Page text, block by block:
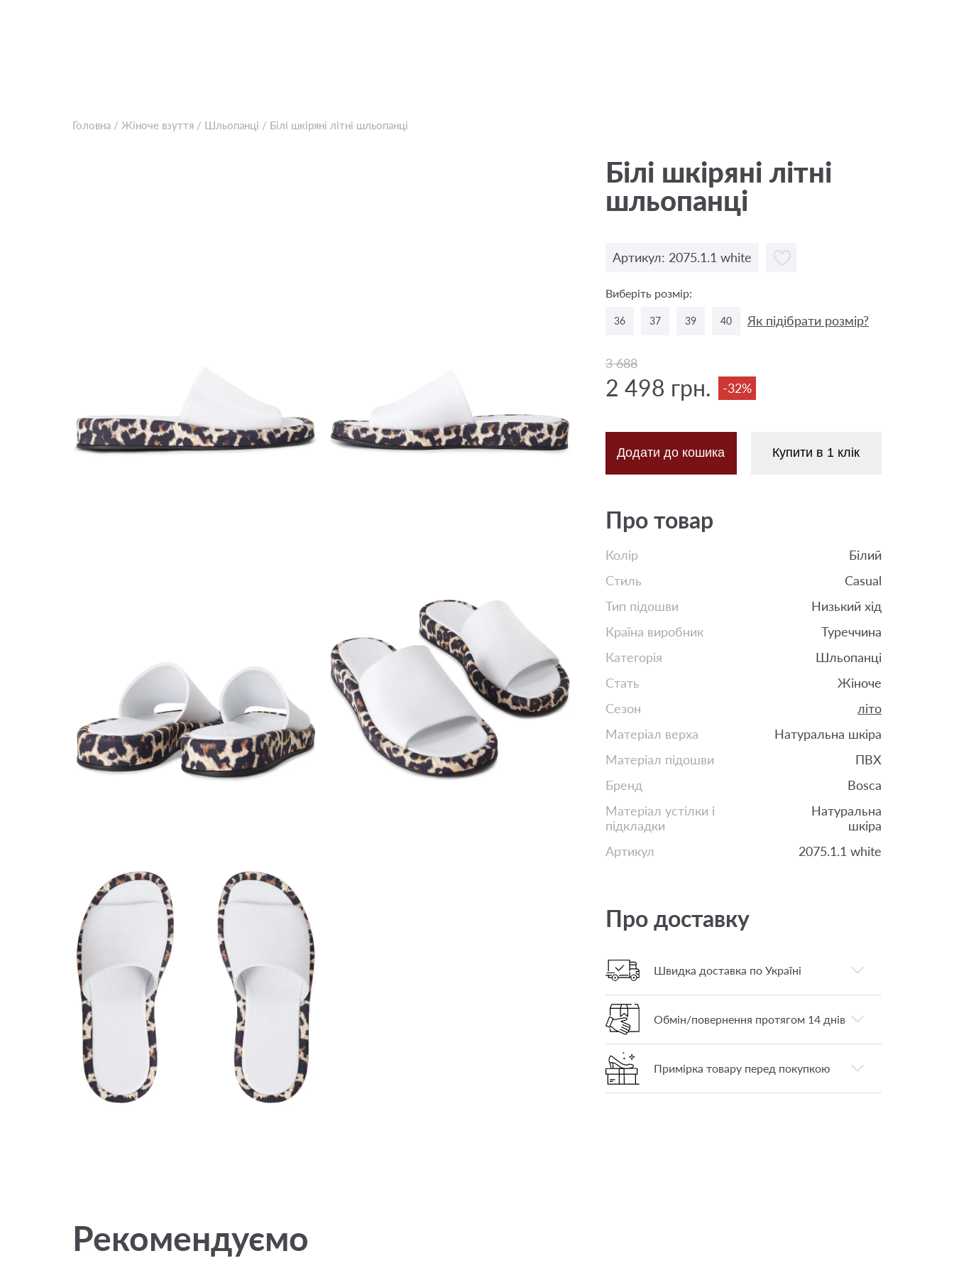
Головна / Жіноче взуття / Шльопанці / Білі шкіряні літні шльопанці
Білі шкіряні літні
шльопанці
Артикул: 2075.1.1 white
Виберіть розмір:
36 37 39 40 Як підібрати розмір?
3 688
2 498 грн. -32%
Додати до кошика Купити в 1 клік
Про товар
Колір
Білий
Стиль
Casual
Тип підошви
Низький хід
Країна виробник
Туреччина
Категорія
Шльопанці
Стать
Жіноче
Сезон
літо
Матеріал верха
Натуральна шкіра
Матеріал підошви
ПВХ
Бренд
Bosca
Матеріал устілки і
підкладки
Натуральна
шкіра
Артикул
2075.1.1 white
Про доставку
Швидка доставка по Україні
Обмін/повернення протягом 14 днів
Примірка товару перед покупкою
Рекомендуємо